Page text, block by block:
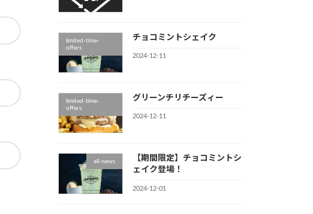
limited-time-
offers
チョコミントシェイク
2024-12-11
limited-time-
offers
グリーンチリチーズィー
2024-12-11
all-news
【期間限定】チョコミントシ
ェイク登場！
2024-12-01